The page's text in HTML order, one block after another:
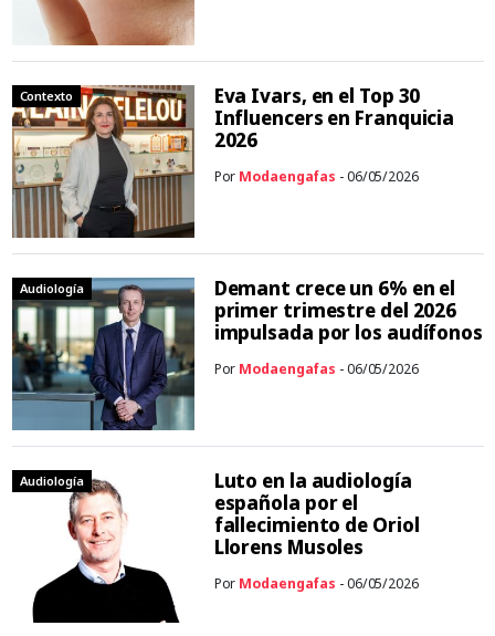
Contexto
Eva Ivars, en el Top 30
Influencers en Franquicia
2026
Por Modaengafas - 06/05/2026
Audiología
Demant crece un 6% en el
primer trimestre del 2026
impulsada por los audífonos
Por Modaengafas - 06/05/2026
Audiología
Luto en la audiología
española por el
fallecimiento de Oriol
Llorens Musoles
Por Modaengafas - 06/05/2026